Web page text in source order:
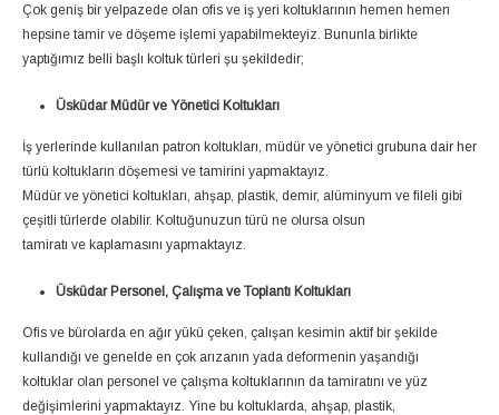
Çok geniş bir yelpazede olan ofis ve iş yeri koltuklarının hemen hemen
hepsine tamir ve döşeme işlemi yapabilmekteyiz. Bununla birlikte
yaptığımız belli başlı koltuk türleri şu şekildedir;
Üsküdar Müdür ve Yönetici Koltukları
İş yerlerinde kullanılan patron koltukları, müdür ve yönetici grubuna dair her
türlü koltukların döşemesi ve tamirini yapmaktayız.
Müdür ve yönetici koltukları, ahşap, plastik, demir, alüminyum ve fileli gibi
çeşitli türlerde olabilir. Koltuğunuzun türü ne olursa olsun
tamiratı ve kaplamasını yapmaktayız.
Üsküdar Personel, Çalışma ve Toplantı Koltukları
Ofis ve bürolarda en ağır yükü çeken, çalışan kesimin aktif bir şekilde
kullandığı ve genelde en çok arızanın yada deformenin yaşandığı
koltuklar olan personel ve çalışma koltuklarının da tamiratını ve yüz
değişimlerini yapmaktayız. Yine bu koltuklarda, ahşap, plastik,